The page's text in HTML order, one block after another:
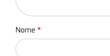
Nome *